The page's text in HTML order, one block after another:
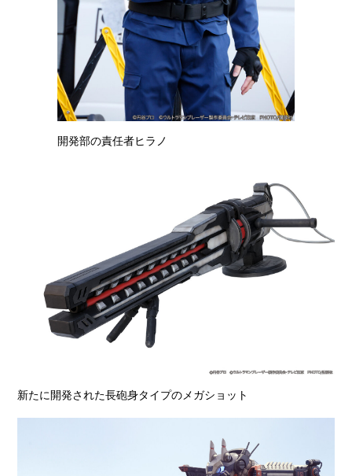
開発部の責任者ヒラノ
新たに開発された長砲身タイプのメガショット